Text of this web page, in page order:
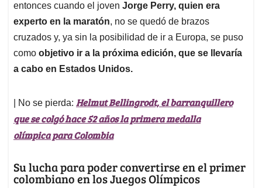
entonces cuando el joven Jorge Perry, quien era
experto en la maratón, no se quedó de brazos
cruzados y, ya sin la posibilidad de ir a Europa, se puso
como objetivo ir a la próxima edición, que se llevaría
a cabo en Estados Unidos.
| No se pierda: Helmut Bellingrodt, el barranquillero
que se colgó hace 52 años la primera medalla
olímpica para Colombia
Su lucha para poder convertirse en el primer
colombiano en los Juegos Olímpicos